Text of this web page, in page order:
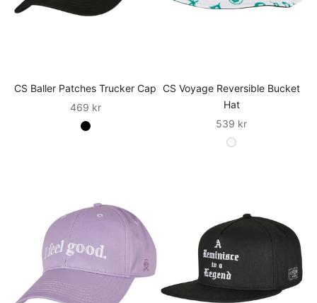
CS Baller Patches Trucker Cap
Sale
469 kr
CS Voyage Reversible Bucket
Hat
Sale
539 kr